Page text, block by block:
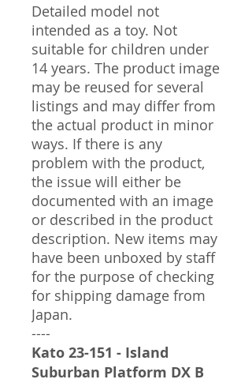
Detailed model not
intended as a toy. Not
suitable for children under
14 years. The product image
may be reused for several
listings and may differ from
the actual product in minor
ways. If there is any
problem with the product,
the issue will either be
documented with an image
or described in the product
description. New items may
have been unboxed by staff
for the purpose of checking
for shipping damage from
Japan.
----
Kato 23-151 - Island
Suburban Platform DX B